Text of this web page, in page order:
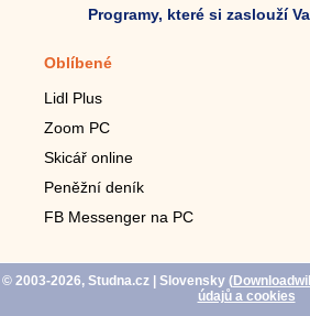
Programy, které si zaslouží
Oblíbené
Lidl Plus
Zoom PC
Skicář online
Peněžní deník
FB Messenger na PC
© 2003-2026, Studna.cz| Slovensky (
údajů a cookies